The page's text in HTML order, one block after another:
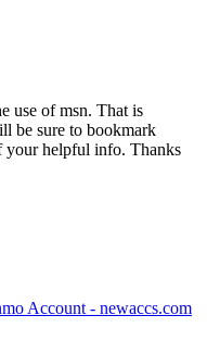
use of msn. That is
be sure to bookmark
your helpful info. Thanks
Account - newaccs.com